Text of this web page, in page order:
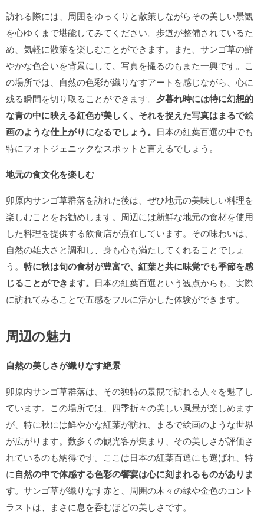
訪れる際には、周囲をゆっくりと散策しながらその美しい景観
を心ゆくまで堪能してみてください。歩道が整備されているた
め、気軽に散策を楽しむことができます。また、サンゴ草の鮮
やかな色合いを背景にして、写真を撮るのもまた一興です。こ
の場所では、自然の色彩が織りなすアートを感じながら、心に
残る瞬間を切り取ることができます。 夕暮れ時には特に幻想的
な青の中に映える紅色が美しく、それを捉えた写真はまるで絵
画のような仕上がりになるでしょう。 日本の紅葉百選の中でも
特にフォトジェニックなスポットと言えるでしょう。
地元の食文化を楽しむ
卯原内サンゴ草群落を訪れた後は、ぜひ地元の美味しい料理を
楽しむことをお勧めします。周辺には新鮮な地元の食材を使用
した料理を提供する飲食店が点在しています。その味わいは、
自然の雄大さと調和し、身も心も満たしてくれることでしょ
う。 特に秋は旬の食材が豊富で、紅葉と共に味覚でも季節を感
じることができます。 日本の紅葉百選という観点からも、実際
に訪れてみることで五感をフルに活かした体験ができます。
周辺の魅力
自然の美しさが織りなす絶景
卯原内サンゴ草群落は、その独特の景観で訪れる人々を魅了し
ています。この場所では、四季折々の美しい風景が楽しめます
が、特に秋には鮮やかな紅葉が訪れ、まるで絵画のような世界
が広がります。数多くの観光客が集まり、その美しさが評価さ
れているのも納得です。ここは日本の紅葉百選にも選ばれ、特
に自然の中で体感する色彩の饗宴は心に刻まれるものがありま
す。サンゴ草が織りなす赤と、周囲の木々の緑や金色のコント
ラストは、まさに息を呑むほどの美しさです。